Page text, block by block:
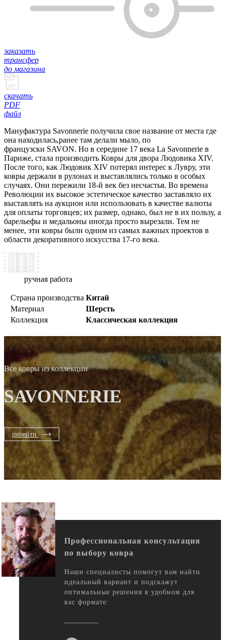
заказать
трансфер
до магазина
скачать
PDF
файл
Мануфактура Savonnerie получила свое название от места где
она находилась,ранее там делали мыло, по
французски SAVON. Но в середине 17 века La Savonnerie в
Париже, стала производить Ковры для двора Людовика XIV.
После того, как Людовик XIV потерял интерес к Лувру, эти
ковры держали в рулонах и выставлялись только в особых
случаях. Они пережили 18-й век без несчастья. Во времена
Революции их высокое эстетическое качество заставляло их
выставлять на аукцион или использовать в качестве валюты
для оплаты торговцев; их размер, однако, был не в их пользу, а
барельефы и медальоны иногда просто вырезали. Тем не
менее, эти ковры были одним из самых важных проектов в
области декоративного искусства 17-го века.
ручная работа
Страна производства Китай
Материал
Шерсть
Коллекция
Классическая коллекция
Все ковры из коллекции
SAVONNERIE
перейти
Профессиональная консультация
по выбору ковра
Наши специалисты помогут вам найти
идеальный вариант и подскажут
оптимальные решения в удобном для
вас формате: